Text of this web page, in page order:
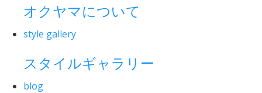
オクヤマについて
style gallery
スタイルギャラリー
blog